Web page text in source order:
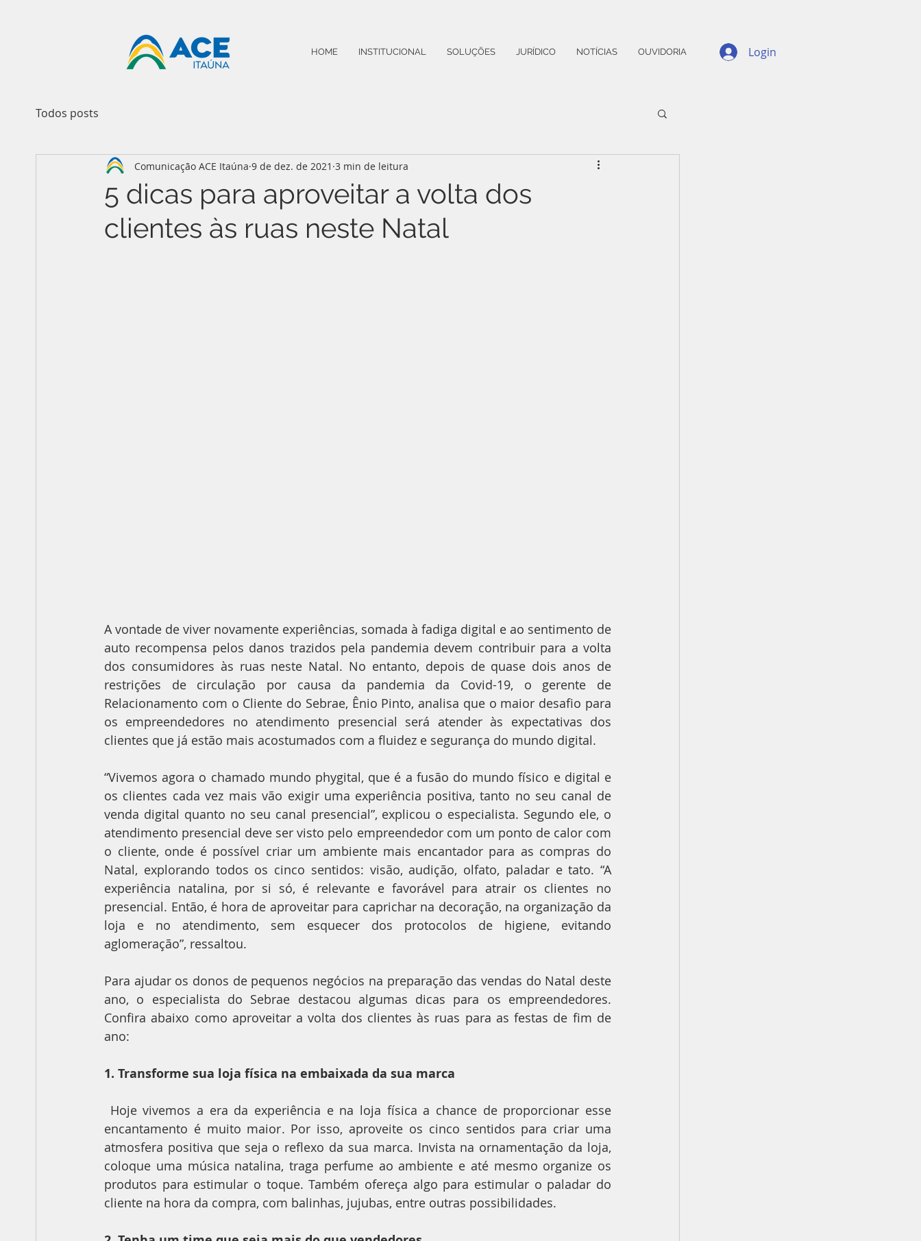
HOME INSTITUCIONAL SOLUÇÕES JURÍDICO NOTÍCIAS OUVIDORIA Login
Todos posts
5 dicas para aproveitar a volta dos
clientes às ruas neste Natal
Comunicação ACE Itaúna 9 de dez. de 2021 3 min de leitura
A vontade de viver novamente experiências, somada à fadiga digital e ao sentimento de
auto recompensa pelos danos trazidos pela pandemia devem contribuir para a volta
dos consumidores às ruas neste Natal. No entanto, depois de quase dois anos de
restrições de circulação por causa da pandemia da Covid-19, o gerente de
Relacionamento com o Cliente do Sebrae, Ênio Pinto, analisa que o maior desafio para
os empreendedores no atendimento presencial será atender às expectativas dos
clientes que já estão mais acostumados com a fluidez e segurança do mundo digital.
“Vivemos agora o chamado mundo phygital, que é a fusão do mundo físico e digital e
os clientes cada vez mais vão exigir uma experiência positiva, tanto no seu canal de
venda digital quanto no seu canal presencial”, explicou o especialista. Segundo ele, o
atendimento presencial deve ser visto pelo empreendedor com um ponto de calor com
o cliente, onde é possível criar um ambiente mais encantador para as compras do
Natal, explorando todos os cinco sentidos: visão, audição, olfato, paladar e tato. “A
experiência natalina, por si só, é relevante e favorável para atrair os clientes no
presencial. Então, é hora de aproveitar para caprichar na decoração, na organização da
loja e no atendimento, sem esquecer dos protocolos de higiene, evitando
aglomeração”, ressaltou.
Para ajudar os donos de pequenos negócios na preparação das vendas do Natal deste
ano, o especialista do Sebrae destacou algumas dicas para os empreendedores.
Confira abaixo como aproveitar a volta dos clientes às ruas para as festas de fim de
ano:
1. Transforme sua loja física na embaixada da sua marca
encantamento é muito maior. Por isso, aproveite os cinco sentidos para criar uma
atmosfera positiva que seja o reflexo da sua marca. Invista na ornamentação da loja,
coloque uma música natalina, traga perfume ao ambiente e até mesmo organize os
produtos para estimular o toque. Também ofereça algo para estimular o paladar do
cliente na hora da compra, com balinhas, jujubas, entre outras possibilidades.